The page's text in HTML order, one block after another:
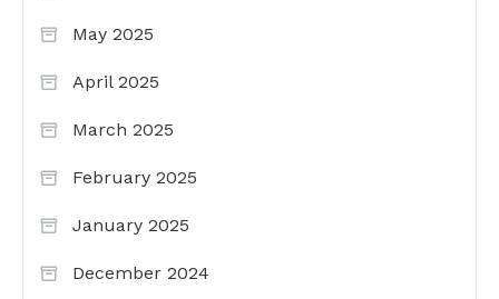
May 2025
April 2025
March 2025
February 2025
January 2025
December 2024